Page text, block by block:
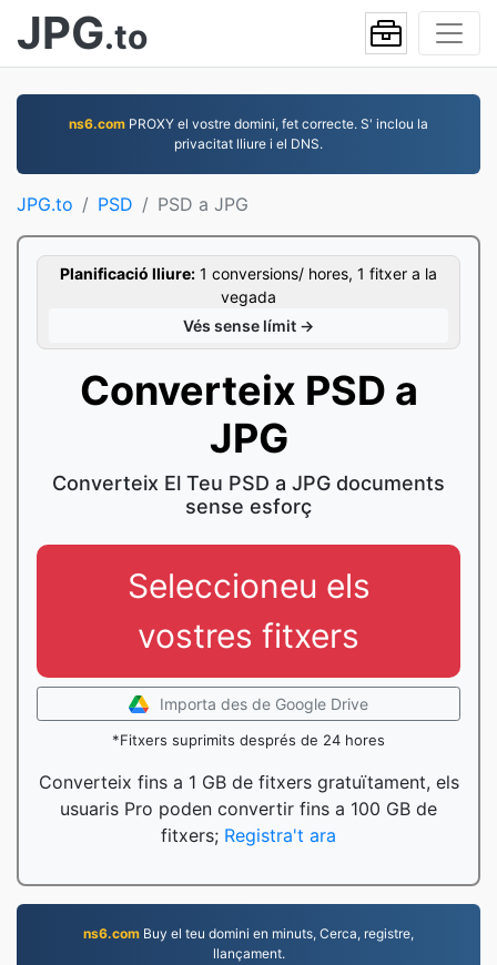
JPG.to
ns6.com PROXY el vostre domini, fet correcte. S' inclou la
privacitat lliure i el DNS.
JPG.to PSD PSD a JPG
Planificació lliure: 1 conversions/ hores, 1 fitxer a la
vegada
Vés sense límit →
Converteix PSD a
JPG
Converteix El Teu PSD a JPG documents
sense esforç
Seleccioneu els
vostres fitxers
Importa des de Google Drive
*Fitxers suprimits després de 24 hores
Converteix fins a 1 GB de fitxers gratuïtament, els
usuaris Pro poden convertir fins a 100 GB de
fitxers; Registra't ara
ns6.com Buy el teu domini en minuts, Cerca, registre,
llançament.